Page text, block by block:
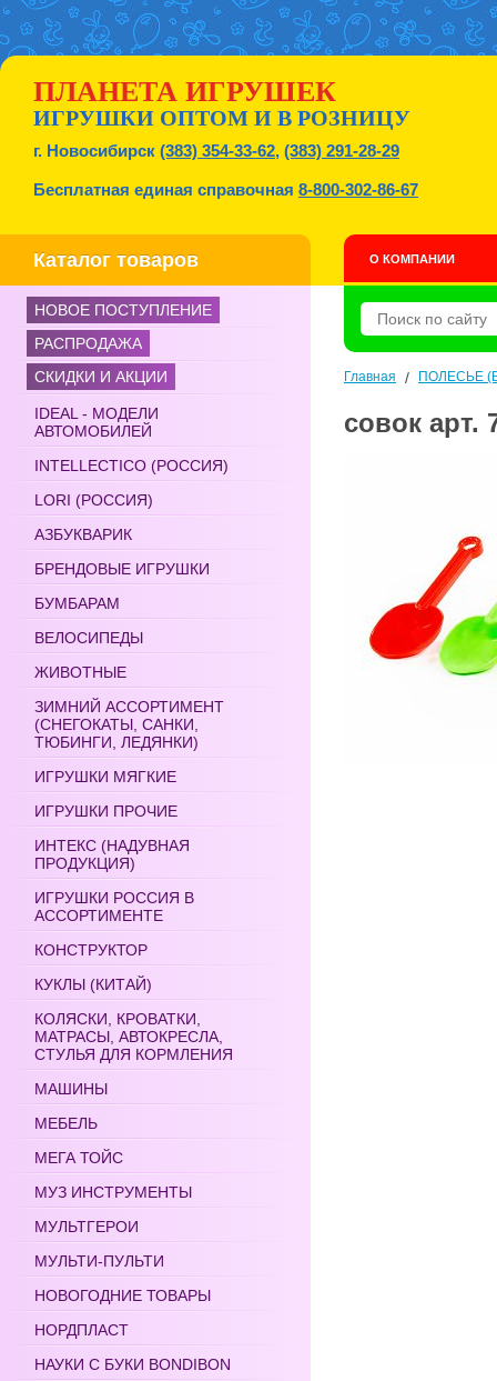
ПЛАНЕТА ИГРУШЕК
ИГРУШКИ ОПТОМ И В РОЗНИЦУ
г. Новосибирск (383) 354-33-62, (383) 291-28-29
Бесплатная единая справочная 8-800-302-86-67
Каталог товаров О КОМПАНИИ
НОВОЕ ПОСТУПЛЕНИЕ
РАСПРОДАЖА
СКИДКИ И АКЦИИ
IDEAL - МОДЕЛИ
АВТОМОБИЛЕЙ
INTELLECTICO (РОССИЯ)
LORI (РОССИЯ)
АЗБУКВАРИК
БРЕНДОВЫЕ ИГРУШКИ
БУМБАРАМ
ВЕЛОСИПЕДЫ
ЖИВОТНЫЕ
ЗИМНИЙ АССОРТИМЕНТ
(СНЕГОКАТЫ, САНКИ,
ТЮБИНГИ, ЛЕДЯНКИ)
ИГРУШКИ МЯГКИЕ
ИГРУШКИ ПРОЧИЕ
ИНТЕКС (НАДУВНАЯ
ПРОДУКЦИЯ)
ИГРУШКИ РОССИЯ В
АССОРТИМЕНТЕ
КОНСТРУКТОР
КУКЛЫ (КИТАЙ)
КОЛЯСКИ, КРОВАТКИ,
МАТРАСЫ, АВТОКРЕСЛА,
СТУЛЬЯ ДЛЯ КОРМЛЕНИЯ
МАШИНЫ
МЕБЕЛЬ
МЕГА ТОЙС
МУЗ ИНСТРУМЕНТЫ
МУЛЬТГЕРОИ
МУЛЬТИ-ПУЛЬТИ
НОВОГОДНИЕ ТОВАРЫ
НОРДПЛАСТ
НАУКИ С БУКИ BONDIBON
Главная / ПОЛЕСЬЕ
совок арт.